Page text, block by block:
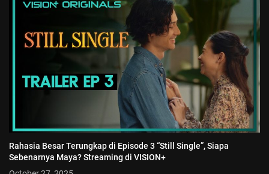
Rahasia Besar Terungkap di Episode 3 “Still Single”, Siapa
Sebenarnya Maya? Streaming di VISION+